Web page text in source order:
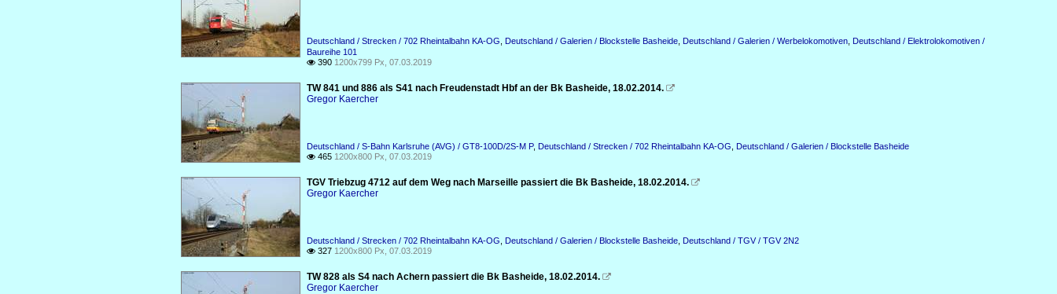
Deutschland / Strecken / 702 Rheintalbahn KA-OG Deutschland / Galerien / Blockstelle Basheide Deutschland / Galerien / Werbelokomotiven Deutschland / Elektrolokomotiven /
Baureihe 101
 390 1200x799 Px, 07.03.2019
TW 841 und 886 als S41 nach Freudenstadt Hbf an der Bk Basheide, 18.02.2014. 
Gregor Kaercher
Deutschland / S-Bahn Karlsruhe (AVG) / GT8-100D/2S-M P, Deutschland / Strecken / 702 Rheintalbahn KA-OG Deutschland / Galerien / Blockstelle Basheide
 465 1200x800 Px, 07.03.2019
TGV Triebzug 4712 auf dem Weg nach Marseille passiert die Bk Basheide, 18.02.2014. 
Gregor Kaercher
Deutschland / Strecken / 702 Rheintalbahn KA-OG Deutschland / Galerien / Blockstelle Basheide Deutschland / TGV / TGV 2N2
 327 1200x800 Px, 07.03.2019
TW 828 als S4 nach Achern passiert die Bk Basheide, 18.02.2014. 
Gregor Kaercher